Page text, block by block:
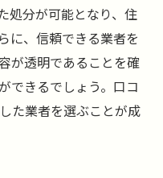
処分が可能となり、住
に、信頼できる業者を
が透明であることを確
できるでしょう。口コ
た業者を選ぶことが成